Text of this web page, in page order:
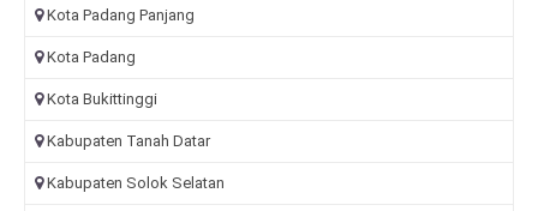
Kota Padang Panjang
Kota Padang
Kota Bukittinggi
Kabupaten Tanah Datar
Kabupaten Solok Selatan